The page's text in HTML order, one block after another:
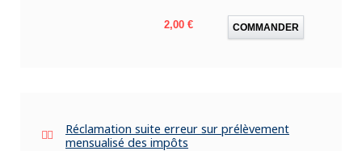
Prix
2,00 € COMMANDER
Réclamation suite erreur sur prélèvement
mensualisé des impôts